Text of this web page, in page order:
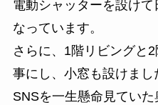
電動シャッターを設け
なっています。
さらに、1階リビングと
事にし、小窓も設けまし
SNSを一生懸命見てい